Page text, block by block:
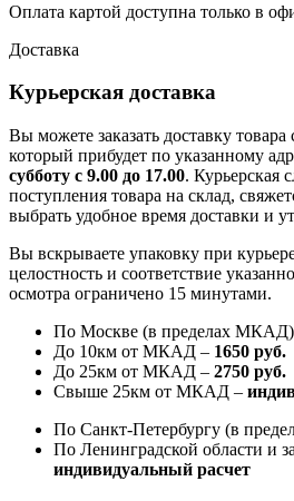
Оплата картой доступна только в
Доставка
Курьерская доставка
Вы можете заказать доставку
который прибудет по указанному
субботу с 9.00 до 17.00. Курьерская
поступления товара на склад,
выбрать удобное время доставки и
Вы вскрываете упаковку при
целостность и соответствие
осмотра ограничено 15 минутами.
По Москве (в пределах
До 10км от МКАД – 1650 руб.
До 25км от МКАД – 2750 руб.
Свыше 25км от МКАД –
По Санкт-Петербургу (в
По Ленинградской области и
индивидуальный расчет